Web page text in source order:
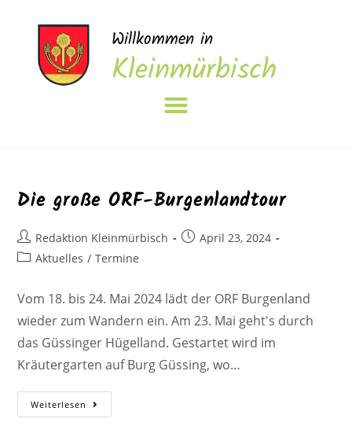
Willkommen in
Kleinmürbisch
Die große ORF-Burgenlandtour
Redaktion Kleinmürbisch
April 23, 2024
Aktuelles / Termine
Vom 18. bis 24. Mai 2024 lädt der ORF Burgenland
wieder zum Wandern ein. Am 23. Mai geht's durch
das Güssinger Hügelland. Gestartet wird im
Kräutergarten auf Burg Güssing, wo…
Weiterlesen